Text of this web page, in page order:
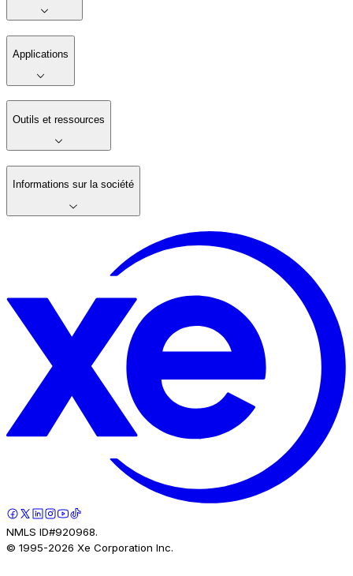
Applications
Outils et ressources
Informations sur la société
NMLS ID#920968.
© 1995-2026 Xe Corporation Inc.